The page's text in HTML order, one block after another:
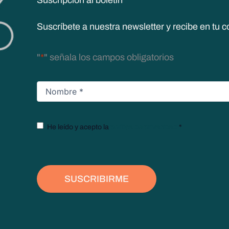
Suscríbete a nuestra newsletter y recibe en tu
"*" señala los campos obligatorios
Nombre
TextoHe leído y acepto la *
SUSCRIBIRME